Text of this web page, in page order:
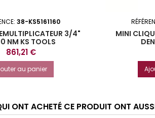
38-KS5161160
3/4"
NM KS TOOLS
Prix
861,21 €
au panier
MINI
ONT ACHETÉ CE PRODUIT ONT